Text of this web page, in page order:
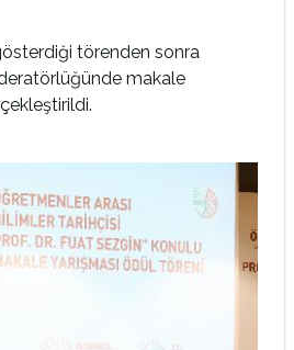
törenden sonra
makale